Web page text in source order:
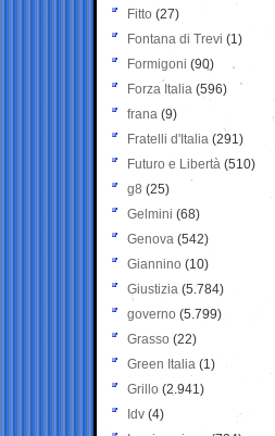
Fitto (27)
Fontana di Trevi (1)
Formigoni (90)
Forza Italia (596)
frana (9)
Fratelli d'Italia (291)
Futuro e Libertà (510)
g8 (25)
Gelmini (68)
Genova (542)
Giannino (10)
Giustizia (5.784)
governo (5.799)
Grasso (22)
Green Italia (1)
Grillo (2.941)
Idv (4)